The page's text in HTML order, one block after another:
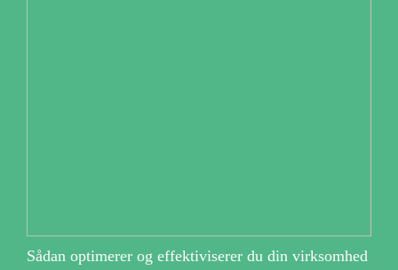
Sådan optimerer og effektiviserer du din virksomhed